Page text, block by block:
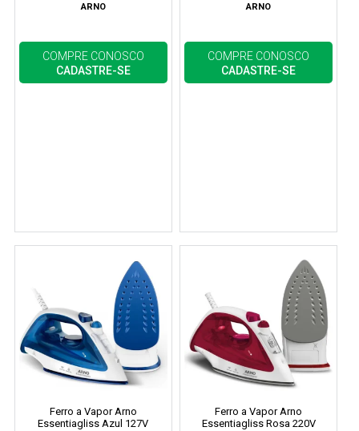
ARNO
COMPRE CONOSCO
CADASTRE-SE
ARNO
COMPRE CONOSCO
CADASTRE-SE
Ferro a Vapor Arno
Essentiagliss Azul 127V
Ferro a Vapor Arno
Essentiagliss Rosa 220V